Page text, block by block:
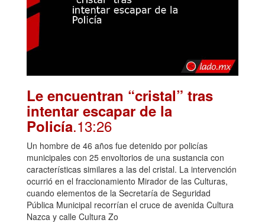
Le encuentran “cristal” tras
intentar escapar de la
Policía.13:26
Un hombre de 46 años fue detenido por policías
municipales con 25 envoltorios de una sustancia con
características similares a las del cristal. La intervención
ocurrió en el fraccionamiento Mirador de las Culturas,
cuando elementos de la Secretaría de Seguridad
Pública Municipal recorrían el cruce de avenida Cultura
Nazca y calle Cultura Zo